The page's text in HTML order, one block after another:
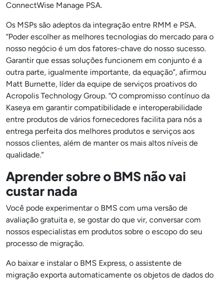
ConnectWise Manage PSA.
Os MSPs são adeptos da integração entre RMM e PSA.
“Poder escolher as melhores tecnologias do mercado para o
nosso negócio é um dos fatores-chave do nosso sucesso.
Garantir que essas soluções funcionem em conjunto é a
outra parte, igualmente importante, da equação”, afirmou
Matt Burnette, líder da equipe de serviços proativos do
Acropolis Technology Group. “O compromisso contínuo da
Kaseya em garantir compatibilidade e interoperabilidade
entre produtos de vários fornecedores facilita para nós a
entrega perfeita dos melhores produtos e serviços aos
nossos clientes, além de manter os mais altos níveis de
qualidade.”
Aprender sobre o BMS não vai
custar nada
Você pode experimentar o BMS com uma versão de
avaliação gratuita e, se gostar do que vir, conversar com
nossos especialistas em produtos sobre o escopo do seu
processo de migração.
Ao baixar e instalar o BMS Express, o assistente de
migração exporta automaticamente os objetos de dados do